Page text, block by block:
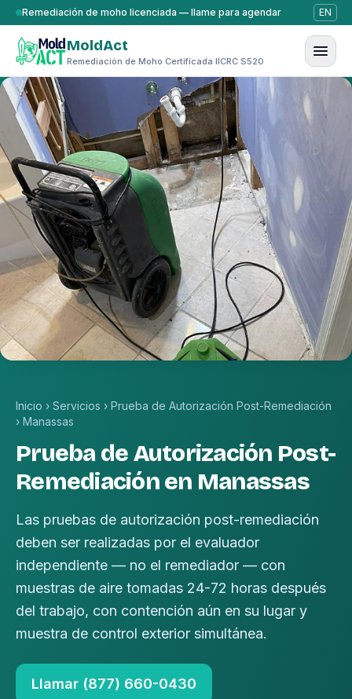
Saltar al contenido
Remediación de moho licenciada — llame para agendar EN
MoldAct
Remediación de Moho Certificada IICRC S520
Inicio › Servicios › Prueba de Autorización Post-Remediación
› Manassas
Prueba de Autorización Post-
Remediación en Manassas
Las pruebas de autorización post-remediación
deben ser realizadas por el evaluador
independiente — no el remediador — con
muestras de aire tomadas 24-72 horas después
del trabajo, con contención aún en su lugar y
muestra de control exterior simultánea.
Llamar (877) 660-0430